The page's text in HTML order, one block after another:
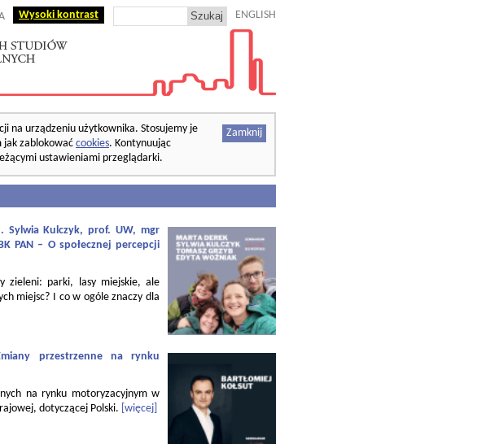
Wysoki kontrast ENGLISH
Zamknij
na urządzeniu użytkownika. Stosujemy je
jak zablokowaćcookies. Kontynuując
ustawieniami przeglądarki.
Kulczyk, prof. UW, mgr
PAN – O społecznej percepcji
zieleni: parki, lasy miejskie, ale
miejsc? I co w ogóle znaczy dla
przestrzenne na rynku
na rynku motoryzacyjnym w
dotyczącej Polski. [więcej]